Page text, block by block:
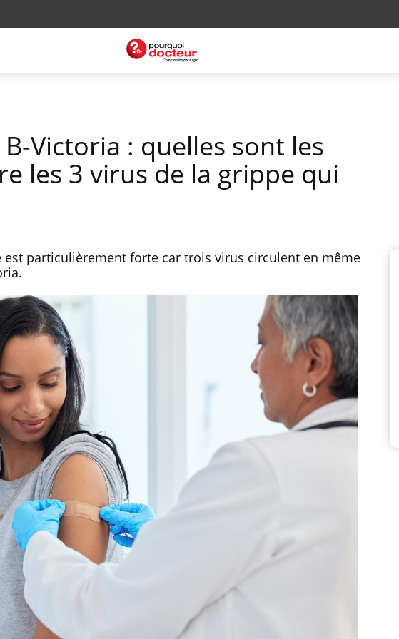
Victoria : quelles sont les
les 3 virus de la grippe qui
est particulièrement forte car trois virus circulent en même
Fortes chaleurs :
pourquoi le risque de
noyade grimpe-t-il ?
Le Viagra pourrait-il
freiner la propagation du
cancer ?
Pourquoi manger moins
de protéines pourrait
finalement être bénéfique
Grossesse et chaleur : ce
que dit la science
le coma pendant 42 jours